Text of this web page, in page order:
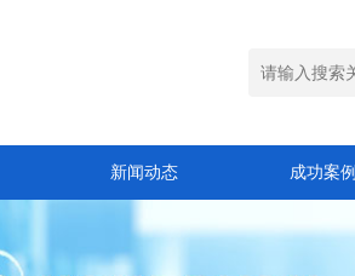
新闻动态 成功案例